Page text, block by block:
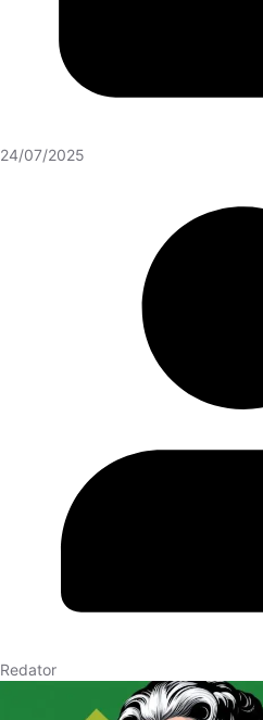
24/07/2025
Redator